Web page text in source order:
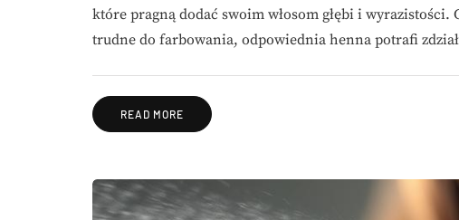
które pragną dodać swoim włosom głębi i wyrazistości.
trudne do farbowania, odpowiednia henna potrafi
READ MORE